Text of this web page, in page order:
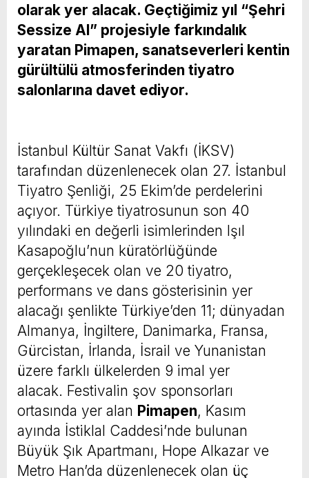
olarak yer alacak. Geçtiğimiz yıl “Şehri
Sessize Al” projesiyle farkındalık
yaratan Pimapen, sanatseverleri kentin
gürültülü atmosferinden tiyatro
salonlarına davet ediyor.
İstanbul Kültür Sanat Vakfı (İKSV)
tarafından düzenlenecek olan 27. İstanbul
Tiyatro Şenliği, 25 Ekim’de perdelerini
açıyor. Türkiye tiyatrosunun son 40
yılındaki en değerli isimlerinden Işıl
Kasapoğlu’nun küratörlüğünde
gerçekleşecek olan ve 20 tiyatro,
performans ve dans gösterisinin yer
alacağı şenlikte Türkiye’den 11; dünyadan
Almanya, İngiltere, Danimarka, Fransa,
Gürcistan, İrlanda, İsrail ve Yunanistan
üzere farklı ülkelerden 9 imal yer
alacak. Festivalin şov sponsorları
ortasında yer alan Pimapen, Kasım
ayında İstiklal Caddesi’nde bulunan
Büyük Şık Apartmanı, Hope Alkazar ve
Metro Han’da düzenlenecek olan üç